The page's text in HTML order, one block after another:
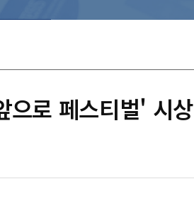
로 페스티벌' 시상